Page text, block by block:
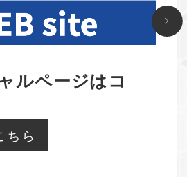
ルページはコ
ちら